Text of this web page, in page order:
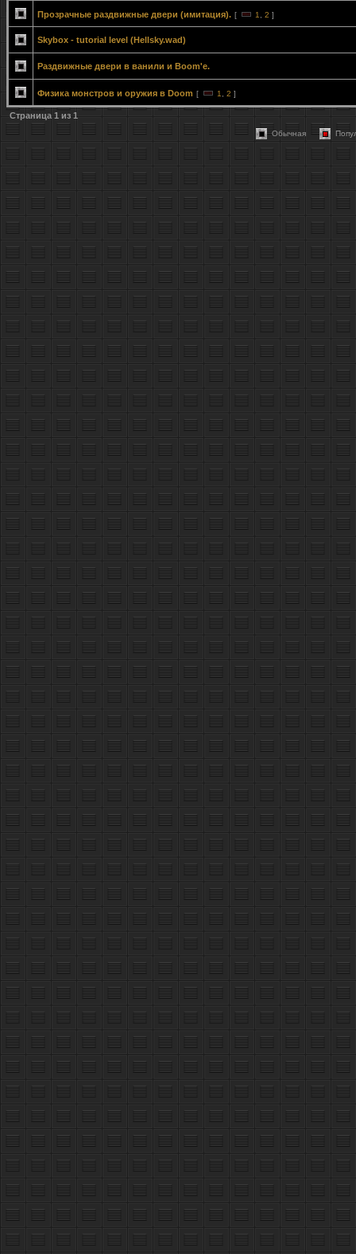
Прозрачные раздвижные двери (имитация). [ 1 2 ]
Skybox - tutorial level (Hellsky.wad)
Раздвижные двери в ванили и Boom'е.
Физика монстров и оружия в Doom [ 1 2 ]
Страница 1 из 1
Обычная